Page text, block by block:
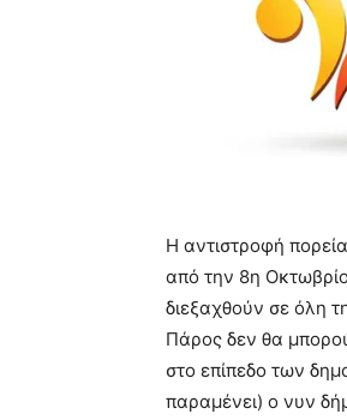
Η αντιστροφή
από την 8η
διεξαχθούν σε όλη
Πάρος δεν θα
στο επίπεδο των
παραμένει) ο νυν